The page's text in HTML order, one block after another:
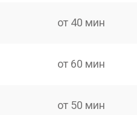
от 40 мин
от 60 мин
от 50 мин